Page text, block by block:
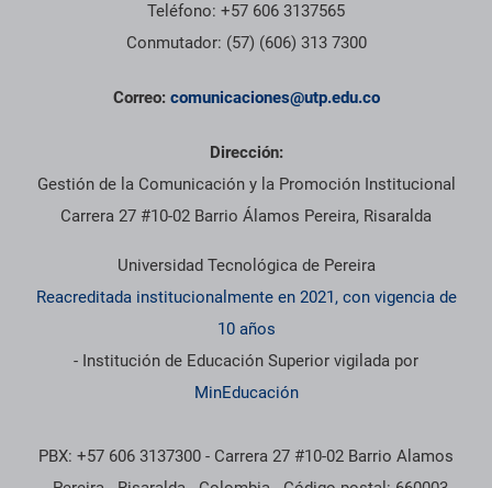
Teléfono: +57 606 3137565
Conmutador: (57) (606) 313 7300
Correo: comunicaciones@utp.edu.co
Dirección:
Gestión de la Comunicación y la Promoción Institucional
Carrera 27 #10-02 Barrio Álamos Pereira, Risaralda
Universidad Tecnológica de Pereira
Reacreditada institucionalmente en 2021, con vigencia de
10 años
- Institución de Educación Superior vigilada por
MinEducación
PBX: +57 606 3137300 - Carrera 27 #10-02 Barrio Alamos